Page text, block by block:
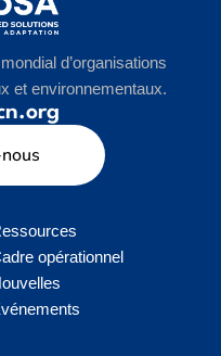
d’organisations
et environnementaux.
opérationnel